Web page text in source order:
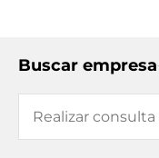
Buscar empresa